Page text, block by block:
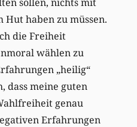
haben zu müssen.
die Freiheit
wählen zu
„heilig“
dass meine guten
genau
Erfahrungen